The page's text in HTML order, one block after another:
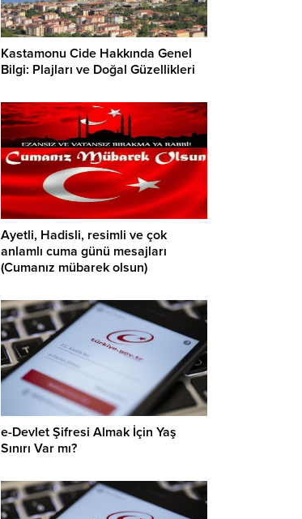
Kastamonu Cide Hakkında Genel
Bilgi: Plajları ve Doğal Güzellikleri
Ayetli, Hadisli, resimli ve çok
anlamlı cuma günü mesajları
(Cumanız mübarek olsun)
e-Devlet Şifresi Almak İçin Yaş
Sınırı Var mı?